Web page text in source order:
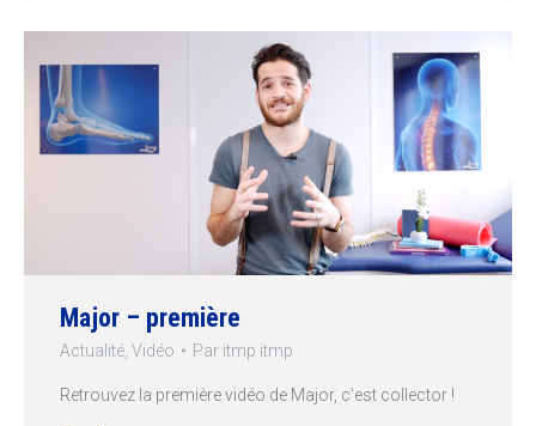
Major – première
Actualité Vidéo Par itmp itmp
Retrouvez la première vidéo de Major, c’est collector !